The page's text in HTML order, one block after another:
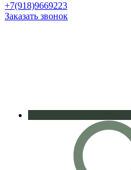
+7(918)9669223
Заказать звонок